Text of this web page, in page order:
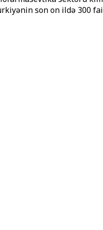
son on ildə 300